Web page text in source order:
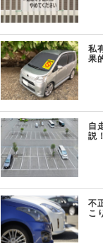
私
果
自
説！
不
こ